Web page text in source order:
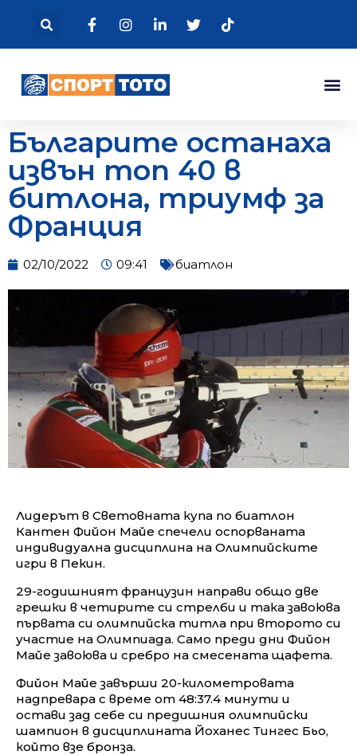
Българите останаха
извън топ 40 в
битлона, триумф за
Франция
02/10/2022 09:41 биатлон
Лидерът в Световната купа по биатлон
Кантен Фийон Майе спечели оспорваната
индивидуална дисциплина на Олимпийските
игри в Пекин.
29-годишният французин направи общо две
грешки в четирите си стрелби и така завоюва
първата си олимпийска титла при второто си
участие на Олимпиада. Само преди дни Фийон
Майе завоюва и сребро на смесената щафета.
Фийон Майе завърши 20-километровата
надпревара с време от 48:37.4 минути и
остави зад себе си предишния олимпийски
шампион в дисциплината Йоханес Тингес Бьо,
който взе бронза.